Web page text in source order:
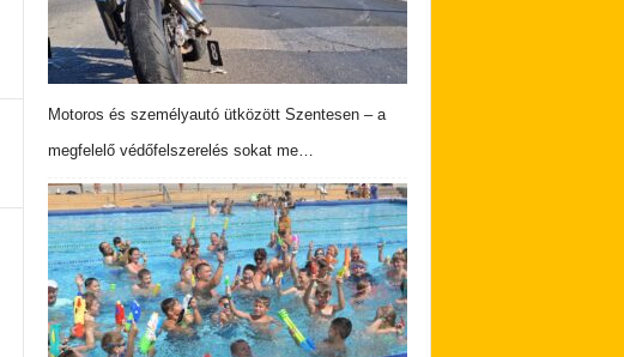
Motoros és személyautó ütközött Szentesen – a
megfelelő védőfelszerelés sokat me…